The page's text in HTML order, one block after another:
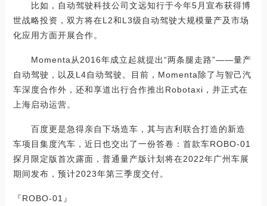
比如，自动驾驶科技公司文远知行于今年5月宣布获得博
世战略投资，双方将在L2和L3级自动驾驶大规模量产及市场
化应用方面开展合作。
Momenta从2016年成立起就提出“两条腿走路”——量产
自动驾驶，以及L4自动驾驶。目前，Momenta除了与智己汽
车深度合作外，还和享道出行合作推出Robotaxi，并正式在
上海启动运营。
百度更是急得亲自下场造车，其与吉利联合打造的新造
车项目集度汽车，近日也交出了一份答卷：首款车ROBO-01
探月限定版首次露面，普通量产版计划将在2022年广州车展
期间发布，预计2023年第三季度交付。
『ROBO-01』